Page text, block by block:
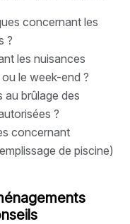
concernant les
?
les nuisances
le week-end ?
au brûlage des
?
concernant
de piscine)